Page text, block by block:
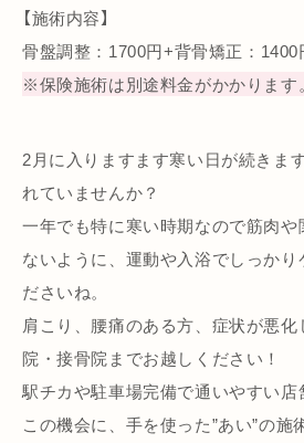
【施術内容】
骨盤調整：1700円+背骨矯正：
※保険施術は別途料金がかかります。
2月に入りますます寒い日が続きま
れていませんか？
一年でも特に寒い時期なので筋肉
ないように、運動や入浴でしっかり
ださいね。
肩こり、腰痛のある方、症状が悪
院・接骨院までお越しください！
駅チカや駐車場完備で通いやすい店
この機会に、手を使った”あい”の